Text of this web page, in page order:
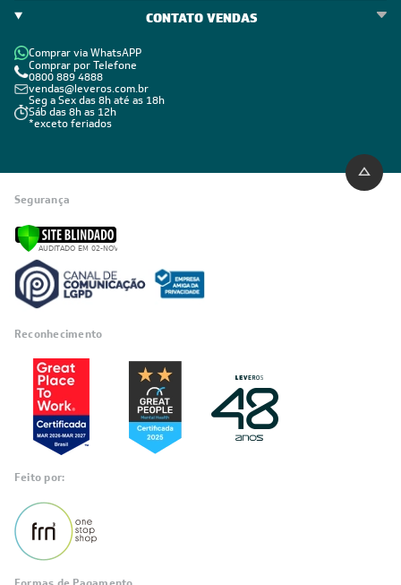
CONTATO VENDAS
Comprar via WhatsAPP
Comprar por Telefone
0800 889 4888
vendas@leveros.com.br
Seg a Sex das 8h até as 18h
Sáb das 8h as 12h
*exceto feriados
Segurança
Reconhecimento
Feito por: